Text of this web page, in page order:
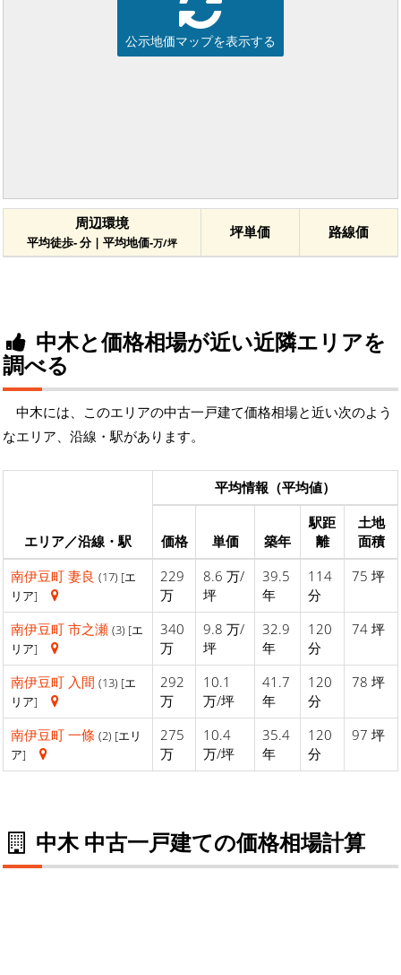
公示地価マップを表示する
周辺環境
平均徒歩- 分 | 平均地価-万/坪
坪単価 路線価
中木と価格相場が近い近隣エリアを
調べる
中木には、このエリアの中古一戸建て価格相場と近い次のよう
なエリア、沿線・駅があります。
エリア／沿線・駅
平均情報（平均値）
価格 単価 築年
駅距
離
土地
面積
南伊豆町 妻良 (17) [エ
リア]
229
万
8.6 万/
坪
39.5
年
114
分
75 坪
南伊豆町 市之瀬 (3) [エ
リア]
340
万
9.8 万/
坪
32.9
年
120
分
74 坪
南伊豆町 入間 (13) [エ
リア]
292
万
10.1
万/坪
41.7
年
120
分
78 坪
南伊豆町 一條 (2) [エリ
ア]
275
万
10.4
万/坪
35.4
年
120
分
97 坪
中木 中古一戸建ての価格相場計算